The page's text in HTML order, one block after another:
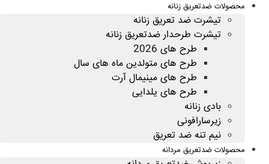
محصولات ضدتعریق زنانه
تیشرت ضد تعریق زنانه
تیشرت طرحدار ضدتعریق زنانه
طرح های 2026
طرح های متولدین ماه های سال
طرح های مینیمال آرت
طرح های یلدایی
بادی زنانه
زیرسارافونی
نیم تنه ضد تعریق
محصولات ضدتعریق مردانه